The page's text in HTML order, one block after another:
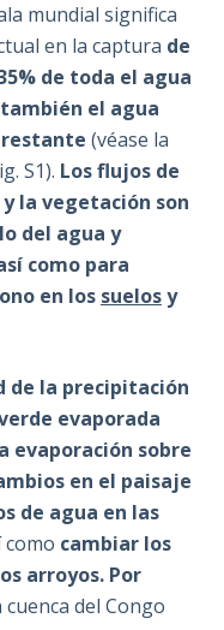
mundial significa
en la captura de
de toda el agua
el agua
restante (véase la
S1). Los flujos de
la vegetación son
del agua y
como para
en los suelosy
de la precipitación
evaporada
evaporación sobre
en el paisaje
de agua en las
cambiar los
arroyos. Por
del Congo